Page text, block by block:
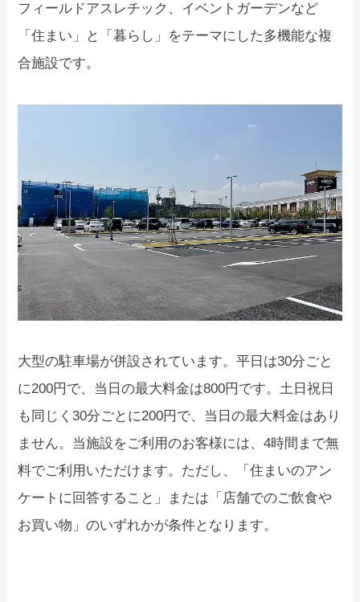
フィールドアスレチック、イベントガーデンなど
「住まい」と「暮らし」をテーマにした多機能な複
合施設です。
大型の駐車場が併設されています。平日は30分ごと
に200円で、当日の最大料金は800円です。土日祝日
も同じく30分ごとに200円で、当日の最大料金はあり
ません。当施設をご利用のお客様には、4時間まで無
料でご利用いただけます。ただし、「住まいのアン
ケートに回答すること」または「店舗でのご飲食や
お買い物」のいずれかが条件となります。